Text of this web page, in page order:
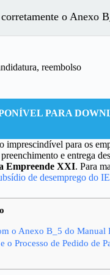
o Anexo
reembolso
PARA
imprescindível para os
e entrega
Empreende XXI. Para
de desemprego do
o Anexo B_5 do Manual
o Processo de Pedido de